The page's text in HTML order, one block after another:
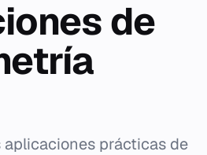
de
aplicaciones prácticas de